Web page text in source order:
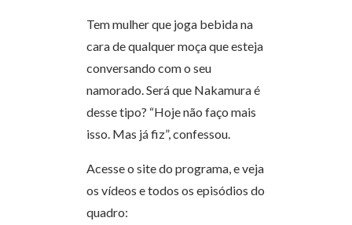
Tem mulher que joga bebida na
cara de qualquer moça que esteja
conversando com o seu
namorado. Será que Nakamura é
desse tipo? “Hoje não faço mais
isso. Mas já fiz”, confessou.
Acesse o site do programa, e veja
os vídeos e todos os episódios do
quadro: